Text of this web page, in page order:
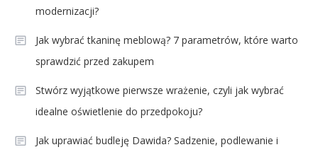
modernizacji?
Jak wybrać tkaninę meblową? 7 parametrów, które warto
sprawdzić przed zakupem
Stwórz wyjątkowe pierwsze wrażenie, czyli jak wybrać
idealne oświetlenie do przedpokoju?
Jak uprawiać budleję Dawida? Sadzenie, podlewanie i